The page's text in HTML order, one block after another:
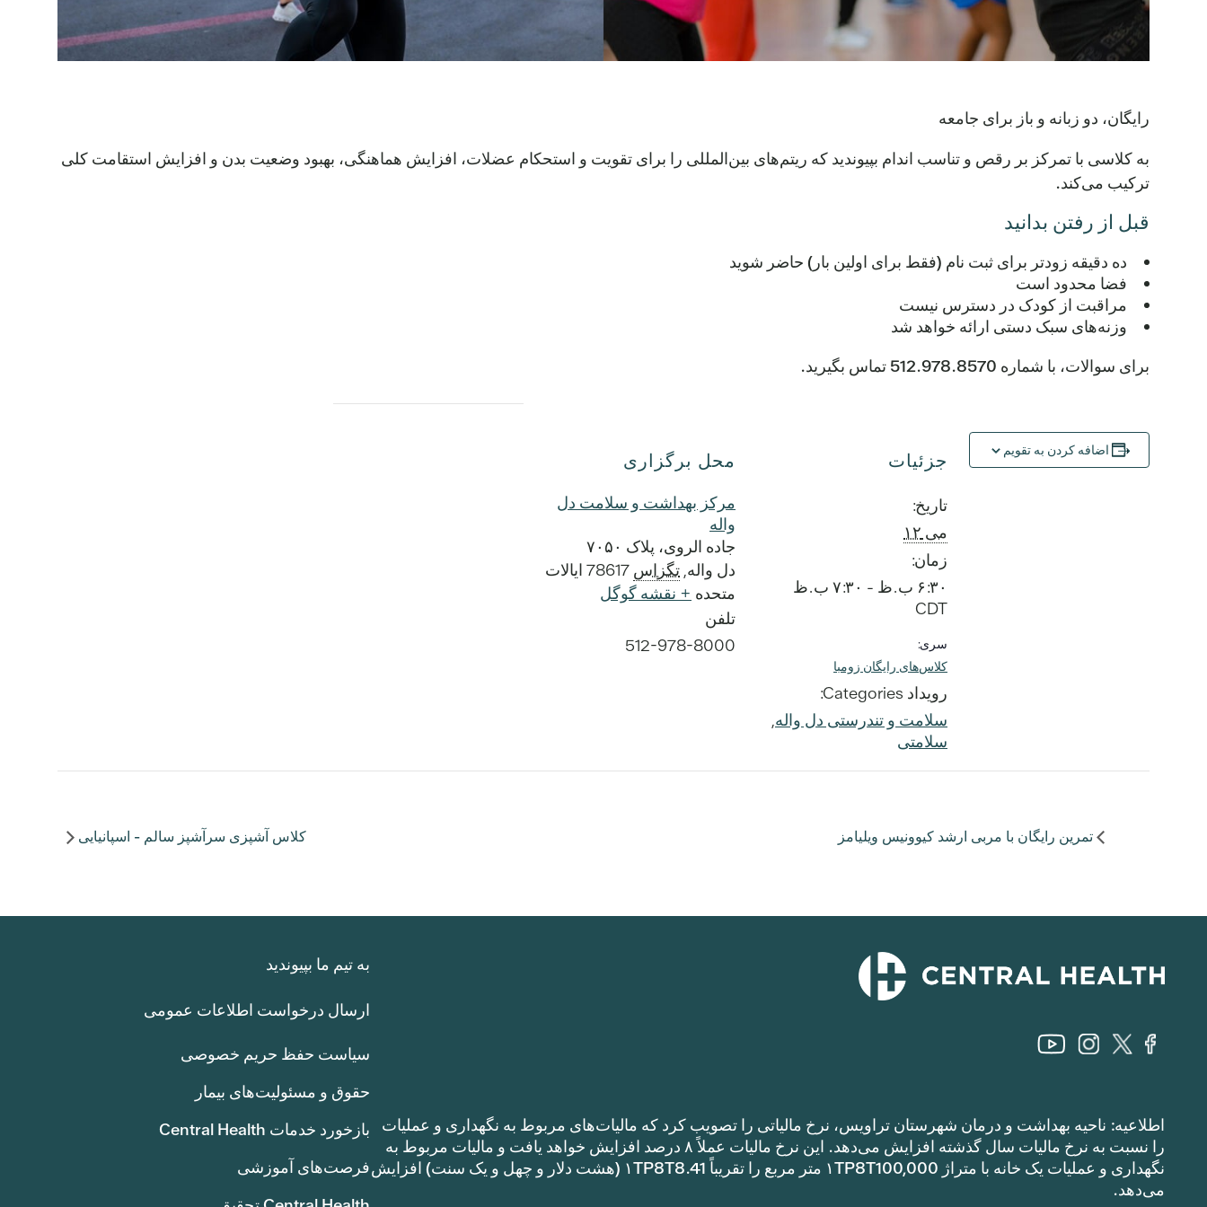
رایگان، دو زبانه و باز برای جامعه
به کلاسی با تمرکز بر رقص و تناسب اندام بپیوندید که ریتم‌های بین‌المللی را برای تقویت و استحکام عضلات، افزایش هماهنگی، بهبود وضعیت بدن و افزایش استقامت کلی
ترکیب می‌کند.
قبل از رفتن بدانید
ده دقیقه زودتر برای ثبت نام (فقط برای اولین بار) حاضر شوید
فضا محدود است
مراقبت از کودک در دسترس نیست
وزنه‌های سبک دستی ارائه خواهد شد
برای سوالات، با شماره 512.978.8570 تماس بگیرید.
اضافه کردن به تقویم جزئیات
تاریخ:
می ۱۲
زمان:
۶:۳۰ ب.ظ - ۷:۳۰ ب.ظ
CDT
سری:
کلاس‌های رایگان زومبا
رویداد Categories:
سلامت و تندرستی دل واله
سلامتی
محل برگزاری
مرکز بهداشت و سلامت دل
واله
جاده الروی، پلاک ۷۰۵۰
دل واله تگزاس 78617 ایالات
متحده + نقشه گوگل
تلفن
512-978-8000
تمرین رایگان با مربی ارشد کیوونیس ویلیامز کلاس آشپزی سرآشپز سالم - اسپانیایی
اطلاعیه: ناحیه بهداشت و درمان شهرستان تراویس، نرخ مالیاتی را تصویب کرد که مالیات‌های مربوط به نگهداری و عملیات
را نسبت به نرخ مالیات سال گذشته افزایش می‌دهد. این نرخ مالیات عملاً ۸ درصد افزایش خواهد یافت و مالیات مربوط به
نگهداری و عملیات یک خانه با متراژ ۱TP8T100,000 متر مربع را تقریباً ۱TP8T8.41 (هشت دلار و چهل و یک سنت) افزایش
می‌دهد.
به تیم ما بپیوندید
ارسال درخواست اطلاعات عمومی
سیاست حفظ حریم خصوصی
حقوق و مسئولیت‌های بیمار
بازخورد خدمات Central Health
فرصت‌های آموزشی